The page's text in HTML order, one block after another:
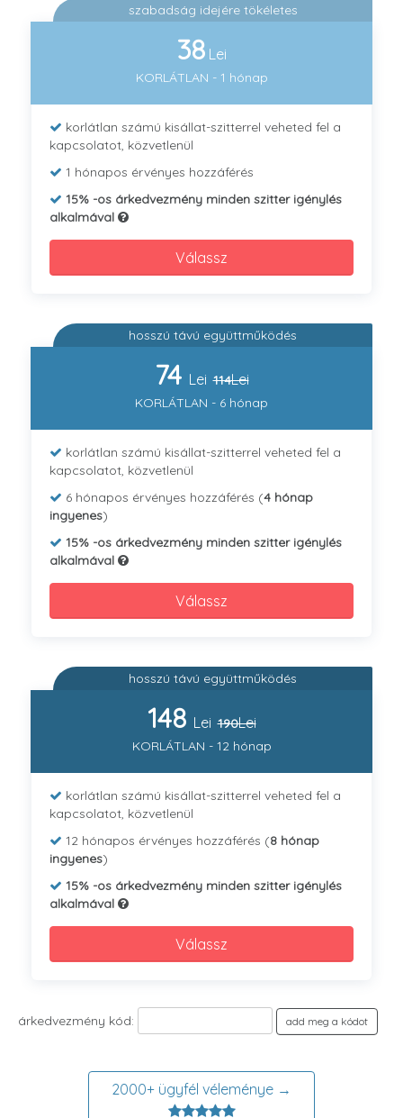
szabadság idejére tökéletes
38 Lei
KORLÁTLAN - 1 hónap
korlátlan számú kisállat-szitterrel veheted fel a
kapcsolatot, közvetlenül
1 hónapos érvényes hozzáférés
15% -os árkedvezmény minden szitter igénylés
alkalmával
Válassz
hosszú távú együttműködés
74 Lei 114Lei
KORLÁTLAN - 6 hónap
korlátlan számú kisállat-szitterrel veheted fel a
kapcsolatot, közvetlenül
6 hónapos érvényes hozzáférés (4 hónap
ingyenes)
15% -os árkedvezmény minden szitter igénylés
alkalmával
Válassz
hosszú távú együttműködés
148 Lei 190Lei
KORLÁTLAN - 12 hónap
korlátlan számú kisállat-szitterrel veheted fel a
kapcsolatot, közvetlenül
12 hónapos érvényes hozzáférés (8 hónap
ingyenes)
15% -os árkedvezmény minden szitter igénylés
alkalmával
Válassz
árkedvezmény kód: add meg a kódot
2000+ ügyfél véleménye →